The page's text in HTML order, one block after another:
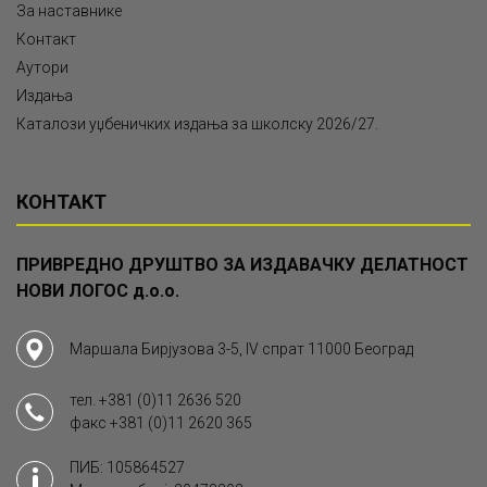
За наставнике
Контакт
Аутори
Издања
Каталози уџбеничких издања за школску 2026/27.
КОНТАКТ
ПРИВРЕДНО ДРУШТВО ЗА ИЗДАВАЧКУ ДЕЛАТНОСТ
НОВИ ЛОГОС д.о.о.
Маршала Бирјузова 3-5, IV спрат 11000 Београд
тел. +381 (0)11 2636 520
факс +381 (0)11 2620 365
ПИБ: 105864527